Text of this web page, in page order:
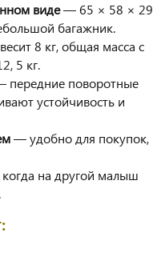
виде— 65 × 58 × 29
багажник.
8 кг, общая масса с
5 кг.
поворотные
устойчивость и
— удобно для покупок,
на другой малыш